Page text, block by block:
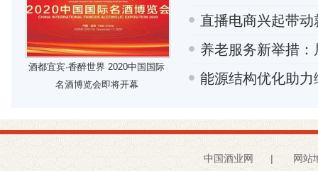
酒都宜宾·香醉世界 2020中国国际
名酒博览会即将开幕
直播电商兴起带
养老服务新举措
能源结构优化助
中国酒业网 | 网站